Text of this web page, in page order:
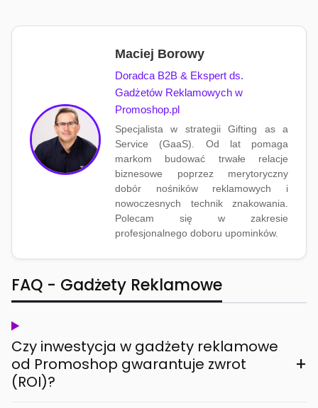
Maciej Borowy
Doradca B2B & Ekspert ds.
Gadżetów Reklamowych w
Promoshop.pl
Specjalista w strategii Gifting as a
Service (GaaS). Od lat pomaga
markom budować trwałe relacje
biznesowe poprzez merytoryczny
dobór nośników reklamowych i
nowoczesnych technik znakowania.
Polecam się w zakresie
profesjonalnego doboru upominków.
FAQ - Gadżety Reklamowe
Czy inwestycja w gadżety reklamowe
od Promoshop gwarantuje zwrot
(ROI)?
+